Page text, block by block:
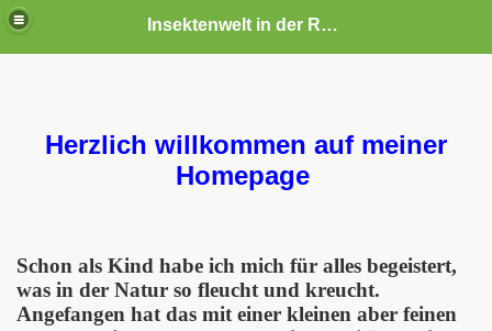
Insektenwelt in der Rhön und Umgebung
Herzlich willkommen auf meiner
Homepage
Schon als Kind habe ich mich für alles begeistert,
was in der Natur so fleucht und kreucht.
Angefangen hat das mit einer kleinen aber feinen